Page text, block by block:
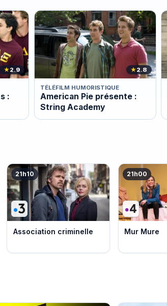
★2.9
:
★2.8
TÉLÉFILM HUMORISTIQUE
American Pie présente :
String Academy
21h10
Association criminelle
21h00
Mur Mure